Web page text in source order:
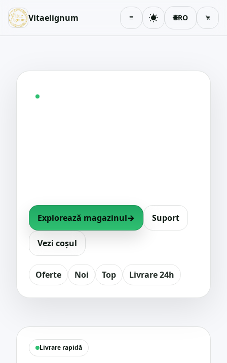
Vitaelignum Schimbă tema
🌐RO Coș
real
Explorează magazinul→ Suport
Vezi coșul
Oferte Noi Top Livrare 24h
Livrare rapidă